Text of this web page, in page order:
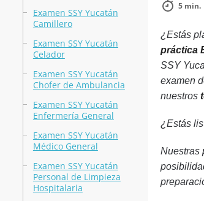
Examen SSY Yucatán
Camillero
Examen SSY Yucatán
Celador
Examen SSY Yucatán
Chofer de Ambulancia
Examen SSY Yucatán
Enfermería General
Examen SSY Yucatán
Médico General
Examen SSY Yucatán
Personal de Limpieza
Hospitalaria
5 min.
¿Estás
práctica
SSY
examen
nuestros
¿Estás
Nuestras